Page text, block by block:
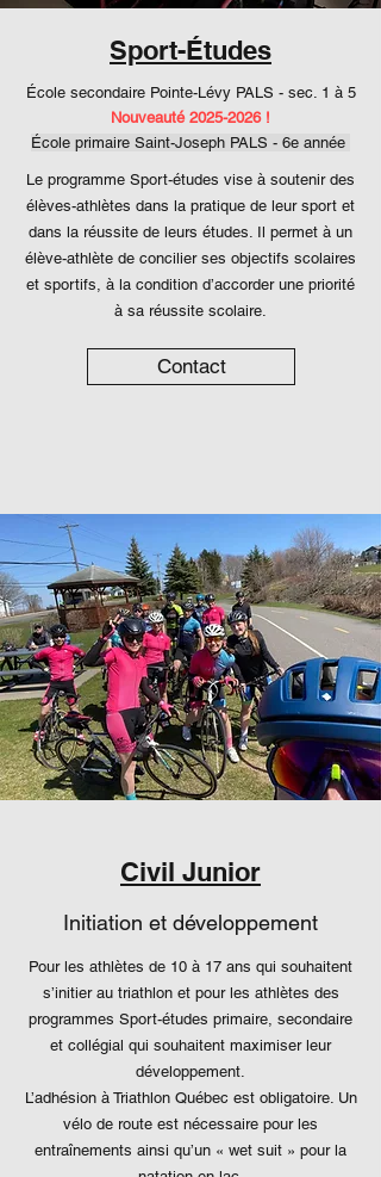
Sport-Études
École secondaire Pointe-Lévy PALS - sec. 1 à 5
Nouveauté 2025-2026!
École primaire Saint-Joseph PALS - 6e année
Le programme Sport-études vise à soutenir des
élèves-athlètes dans la pratique de leur sport et
dans la réussite de leurs études. Il permet à un
élève-athlète de concilier ses objectifs scolaires
et sportifs, à la condition d’accorder une priorité
à sa réussite scolaire.
Contact
Civil Junior
Initiation et développement
Pour les athlètes de 10 à 17 ans qui souhaitent
s’initier au triathlon et pour les athlètes des
programmes Sport-études primaire, secondaire
et collégial qui souhaitent maximiser leur
développement.
L’adhésion à Triathlon Québec est obligatoire. Un
vélo de route est nécessaire pour les
entraînements ainsi qu’un « wet suit » pour la